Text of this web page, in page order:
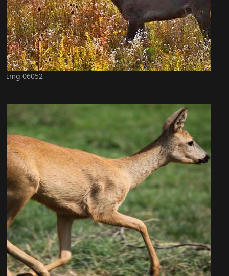
Img 06052